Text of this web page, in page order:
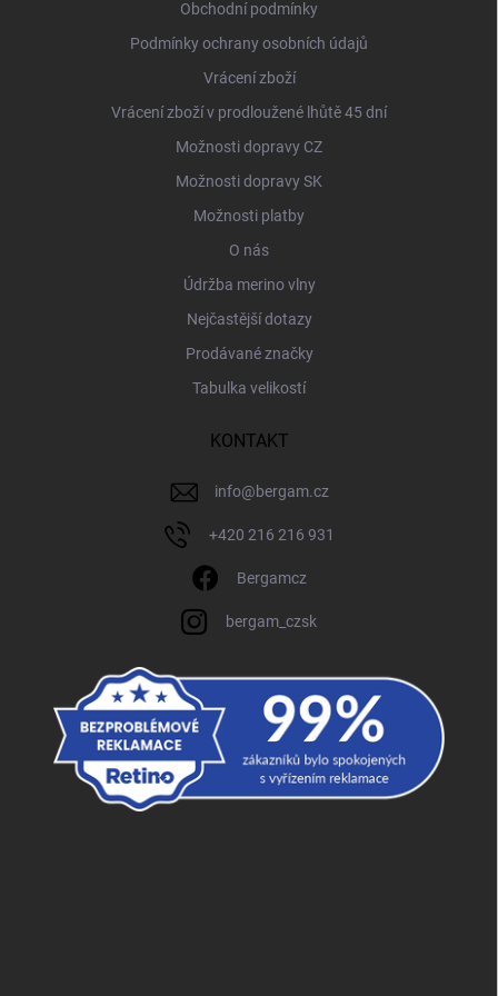
Obchodní podmínky
Podmínky ochrany osobních údajů
Vrácení zboží
Vrácení zboží v prodloužené lhůtě 45 dní
Možnosti dopravy CZ
Možnosti dopravy SK
Možnosti platby
O nás
Údržba merino vlny
Nejčastější dotazy
Prodávané značky
Tabulka velikostí
KONTAKT
info@bergam.cz
+420 216 216 931
Bergamcz
bergam_czsk